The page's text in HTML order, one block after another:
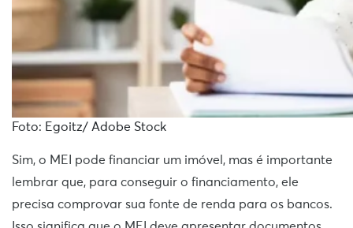
Foto: Egoitz/ Adobe Stock
Sim, o MEI pode financiar um imóvel, mas é importante
lembrar que, para conseguir o financiamento, ele
precisa comprovar sua fonte de renda para os bancos.